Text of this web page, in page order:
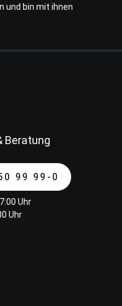
und bin mit ihnen
Beratung
99 99-0
Uhr
Uhr